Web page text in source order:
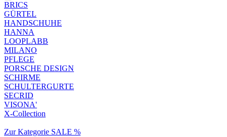
BRICS
GÜRTEL
HANDSCHUHE
HANNA
LOOPLABB
MILANO
PFLEGE
PORSCHE DESIGN
SCHIRME
SCHULTERGURTE
SECRID
VISONA'
X-Collection
Zur Kategorie SALE %